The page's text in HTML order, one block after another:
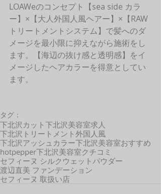
LOAWeのコンセプト【sea side カラ
ー】×【大人外国人風ヘアー】×【RAW
トリートメントシステム】で髪へのダ
メージを最小限に抑えながら施術をし
ます。【海辺の抜け感と透明感】をイ
メージしたヘアカラーを得意としてい
ます。
タグ：
下北沢カット 下北沢美容室求人
下北沢トリートメント 外国人風
下北沢アッシュカラー下北沢美容室おすすめ
hotpepper下北沢美容室クチコミ
セフィーヌ シルクウェットパウダー
渡辺直美 ファンデーション
セフィーヌ 取扱い店